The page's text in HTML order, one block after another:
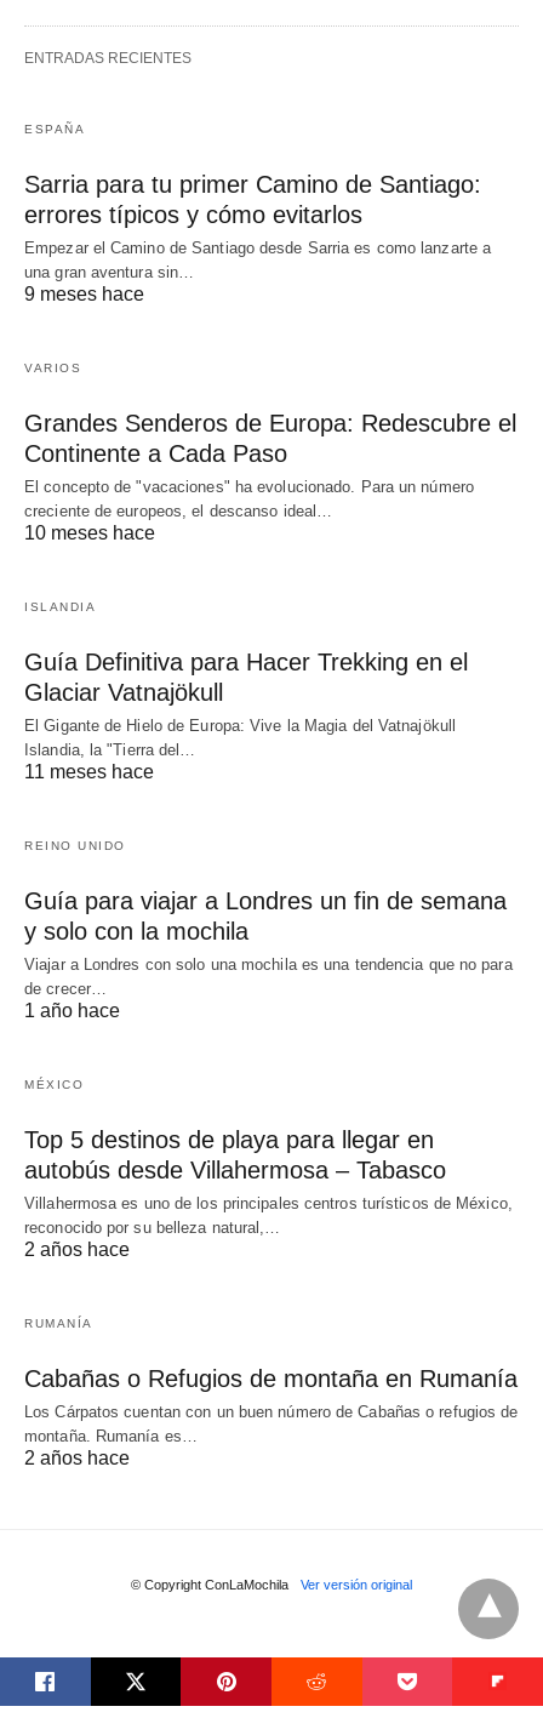
ENTRADAS RECIENTES
ESPAÑA
Sarria para tu primer Camino de Santiago:
errores típicos y cómo evitarlos
Empezar el Camino de Santiago desde Sarria es como lanzarte a
una gran aventura sin…
9 meses hace
VARIOS
Grandes Senderos de Europa: Redescubre el
Continente a Cada Paso
El concepto de "vacaciones" ha evolucionado. Para un número
creciente de europeos, el descanso ideal…
10 meses hace
ISLANDIA
Guía Definitiva para Hacer Trekking en el
Glaciar Vatnajökull
El Gigante de Hielo de Europa: Vive la Magia del Vatnajökull
Islandia, la "Tierra del…
11 meses hace
REINO UNIDO
Guía para viajar a Londres un fin de semana
y solo con la mochila
Viajar a Londres con solo una mochila es una tendencia que no para
de crecer…
1 año hace
MÉXICO
Top 5 destinos de playa para llegar en
autobús desde Villahermosa – Tabasco
Villahermosa es uno de los principales centros turísticos de México,
reconocido por su belleza natural,…
2 años hace
RUMANÍA
Cabañas o Refugios de montaña en Rumanía
Los Cárpatos cuentan con un buen número de Cabañas o refugios de
montaña. Rumanía es…
2 años hace
© Copyright ConLaMochila Ver versión original